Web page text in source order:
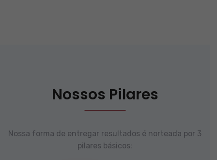
Nossos Pilares
Nossa forma de entregar resultados é norteada por 3
pilares básicos: